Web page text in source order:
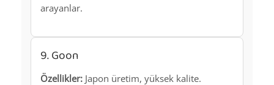
arayanlar.
9. Goon
Özellikler: Japon üretim, yüksek kalite.